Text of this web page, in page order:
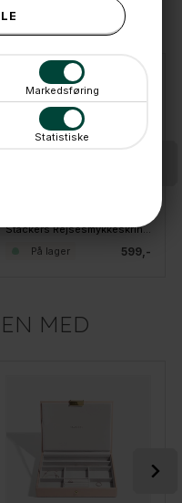
Markedsføring
Statistiske
Stackers Rejsesmykkeskrin - LARGE, Sort
599,-
På lager
MED